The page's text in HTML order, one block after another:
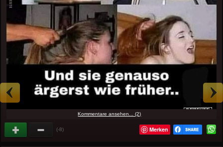
Kommentare ansehen... (2)
(-8) Merken